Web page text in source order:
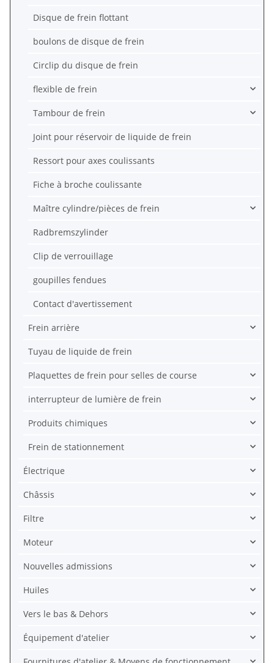
Disque de frein flottant
boulons de disque de frein
Circlip du disque de frein
flexible de frein
Tambour de frein
Joint pour réservoir de liquide de frein
Ressort pour axes coulissants
Fiche à broche coulissante
Maître cylindre/pièces de frein
Radbremszylinder
Clip de verrouillage
goupilles fendues
Contact d'avertissement
Frein arrière
Tuyau de liquide de frein
Plaquettes de frein pour selles de course
interrupteur de lumière de frein
Produits chimiques
Frein de stationnement
Électrique
Châssis
Filtre
Moteur
Nouvelles admissions
Huiles
Vers le bas & Dehors
Équipement d'atelier